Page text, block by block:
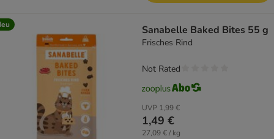
Sanabelle Baked Bites 55 g
Frisches Rind
UVP 1,99 €
1,49 €
27,09 € / kg
Not Rated